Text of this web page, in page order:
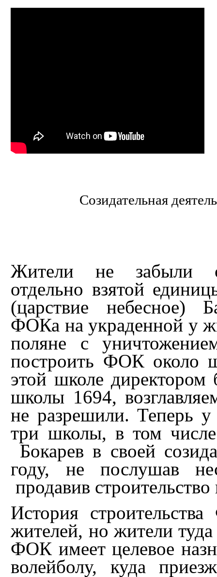
Созидательная
Жители не забыли
отдельно взятой
(царствие небесное)
ФОКа на украденной у
поляне с
построить ФОК около
этой школе
школы 1694,
не разрешили. Теперь у
три школы, в том
Бокарев в своей
году, не послушав
продавив
История
жителей, но жители туда
ФОК имеет целевое
волейболу, куда